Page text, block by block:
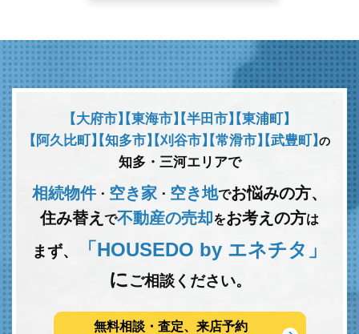
【大府市】【東海市】【半田市】【東浦町】
【阿久比町】【知多市】【刈谷市】【常滑市】【武豊町】の
知多・三河エリアで
相続物件･ 空き家 ･ 空き地でお悩みの方、
住み替え で不動産の売却をお考えの方は
まず、
「HOUSEDO by エネチタ」
にご相談ください。
無料相談・査定、来店予約